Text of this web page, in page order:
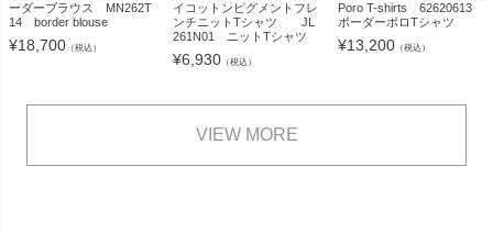
ーダーブラウス MN262T
14 border blouse
¥18,700 （税込）
イコットンピグメントフレ
ンチニットTシャツ JL
261N01 ニットTシャツ
¥6,930 （税込）
Poro T-shirts 62620613
ボーダーポロTシャツ
¥13,200（税込）
VIEW MORE